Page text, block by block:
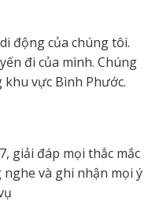
động của chúng tôi.
đi của mình. Chúng
vực Bình Phước.
giải đáp mọi thắc mắc
và ghi nhận mọi ý